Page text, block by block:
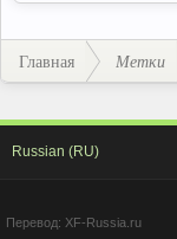
Главная Метки
Russian (RU)
Перевод: XF-Russia.ru